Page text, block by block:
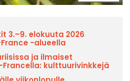
3.–9. elokuuta 2026
-alueella
ja ilmaiset
kulttuurivinkkejä